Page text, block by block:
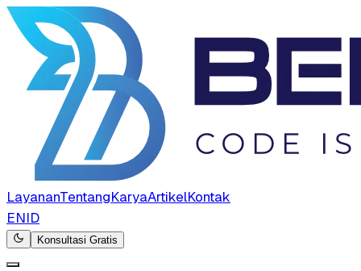
LayananTentangKaryaArtikelKontak
ENID
Konsultasi Gratis